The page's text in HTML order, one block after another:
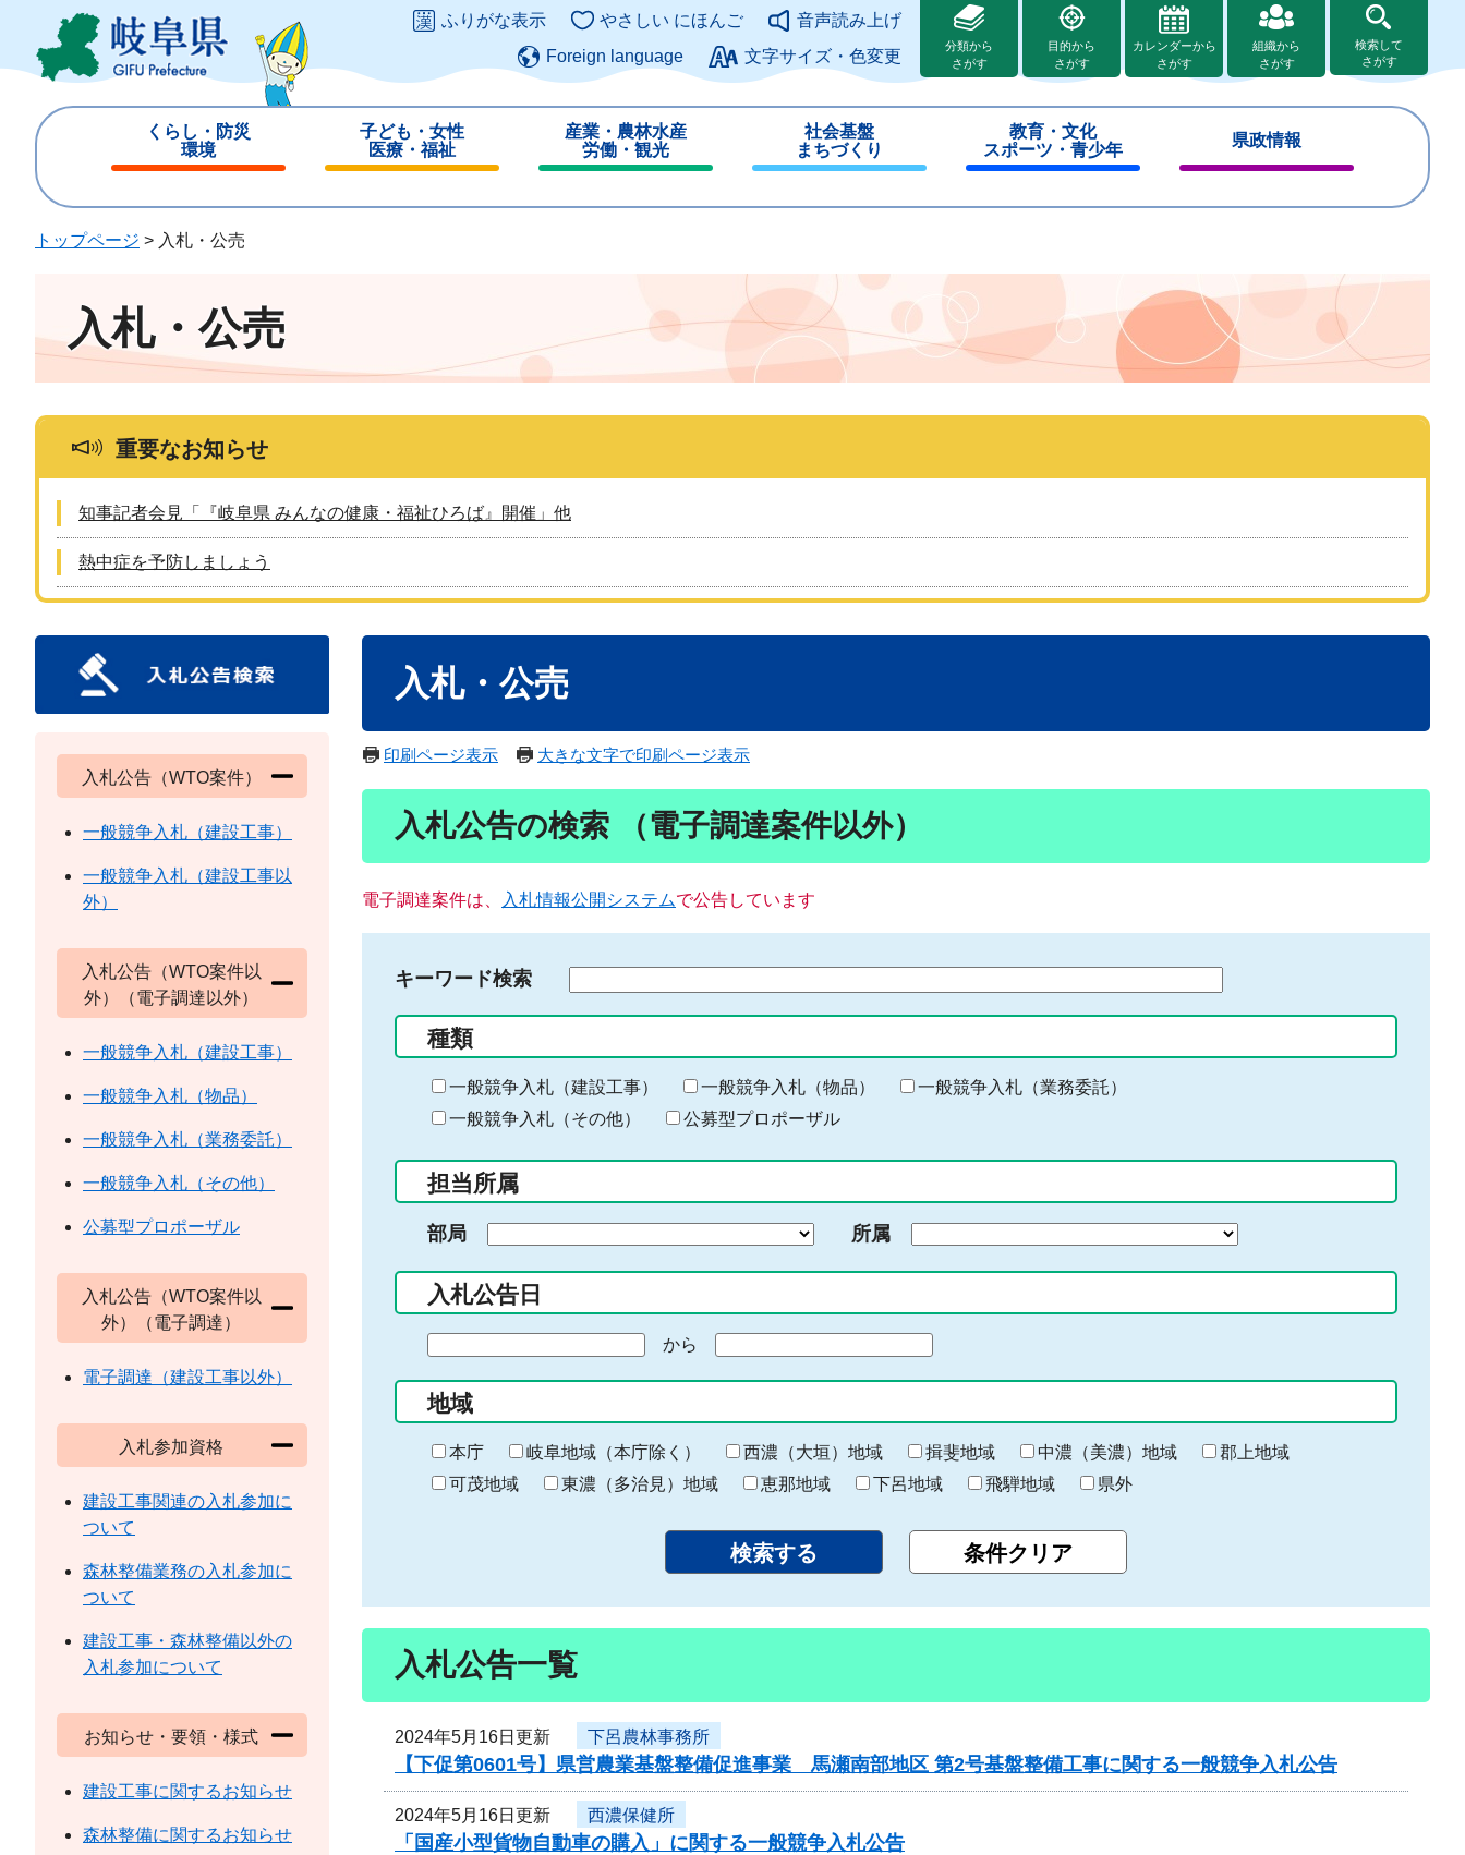
ジ
ュ
このページの本文へ
ふりがな表示 やさしい にほんご
音声読み上げ
Foreign language
文字サイズ・色変更
分類から
さがす
目的から
さがす
カレンダーから
さがす
組織から
さがす
検索して
さがす
くらし・防災
環境
じ
子ども・女性
医療・福祉
じ
産業・農林水産
労働・観光
じ
社会基盤
まちづくり
じ
教育・文化
スポーツ・青少年
じ
県政情報
じ
トップページ > 入札・公売
入札・公売
重要なお知らせ
知事記者会見「『岐阜県 みんなの健康・福祉ひろば』開催」他
熱中症を予防しましょう
入札・公売
印刷ページ表示 大きな文字で印刷ページ表示
入札公告の検索 （電子調達案件以外）
電子調達案件は、 入札情報公開システムで公告しています
キーワード検索
る
キ
ー
ー
入
力
種類
一般競争入札（建設工事） 一般競争入札（物品）
一般競争入札（業務委託）
一般競争入札（その他）
公募型プロポーザル
担当所属
部局 所属
入札公告日
の
始
ま
り
から
終
わ
り
地域
本庁 岐阜地域（本庁除く） 西濃（大垣）地域 揖斐地域 中濃（美濃）地域
郡上地域
可茂地域
東濃（多治見）地域 恵那地域 下呂地域 飛騨地域 県外
入札公告一覧
2024年5月16日更新 下呂農林事務所
【下促第0601号】県営農業基盤整備促進事業 馬瀬南部地区 第2号基盤整備工事に関する一般競争入札公告
2024年5月16日更新 西濃保健所
「国産小型貨物自動車の購入」に関する一般競争入札公告
入札公告（WTO案件）
一般競争入札（建設工事）
一般競争入札（建設工事以
外）
入札公告（WTO案件以
外）（電子調達以外）
一般競争入札（建設工事）
一般競争入札（物品）
一般競争入札（業務委託）
一般競争入札（その他）
公募型プロポーザル
入札公告（WTO案件以
外）（電子調達）
電子調達（建設工事以外）
入札参加資格
建設工事関連の入札参加に
ついて
森林整備業務の入札参加に
ついて
建設工事・森林整備以外の
入札参加について
お知らせ・要領・様式
建設工事に関するお知らせ
森林整備に関するお知らせ